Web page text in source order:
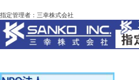
指定管理者：三幸株式会社